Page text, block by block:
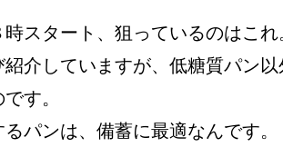
スタート、狙っているのはこれ
紹介していますが、低糖質パン
す。
るパンは、備蓄に最適なんです。